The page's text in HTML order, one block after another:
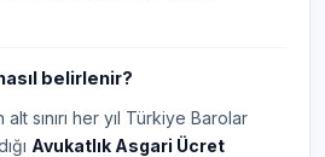
belirlenir?
sınırı her yıl Türkiye Barolar
Avukatlık Asgari Ücret